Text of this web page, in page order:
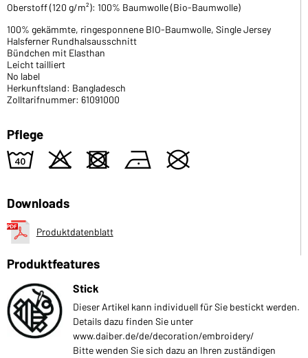
Oberstoff (120 g/m²): 100% Baumwolle (Bio-Baumwolle)
100% gekämmte, ringesponnene BIO-Baumwolle, Single Jersey
Halsferner Rundhalsausschnitt
Bündchen mit Elasthan
Leicht tailliert
No label
Herkunftsland: Bangladesch
Zolltarifnummer: 61091000
Pflege
8 o d n U
Downloads
Produktdatenblatt
Produktfeatures
Stick
Dieser Artikel kann individuell für Sie bestickt werden.
Details dazu finden Sie unter
www.daiber.de/de/decoration/embroidery/
Bitte wenden Sie sich dazu an Ihren zuständigen